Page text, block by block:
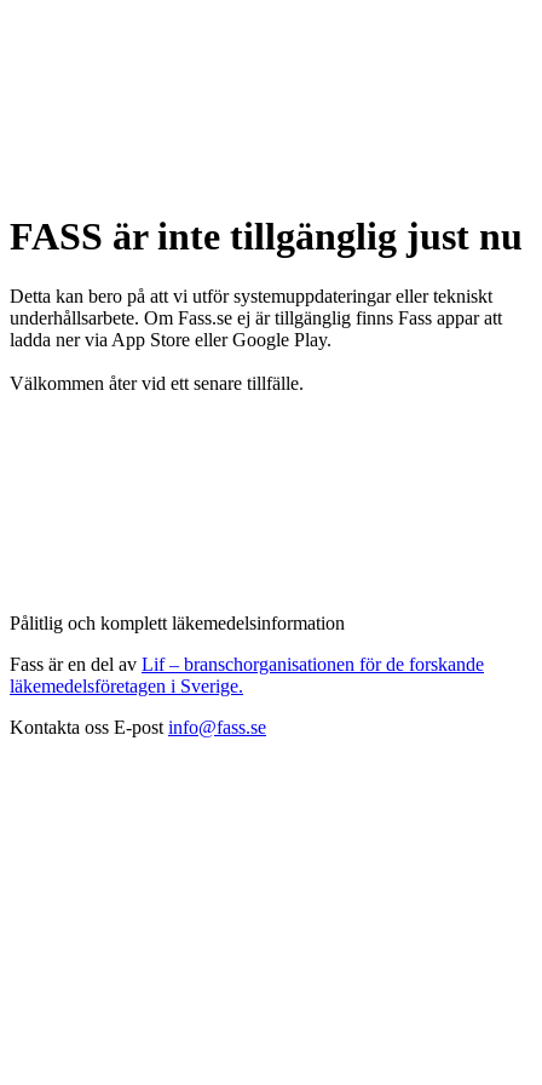
FASS är inte tillgänglig just nu
Detta kan bero på att vi utför systemuppdateringar eller tekniskt
underhållsarbete. Om Fass.se ej är tillgänglig finns Fass appar att
ladda ner via App Store eller Google Play.
Välkommen åter vid ett senare tillfälle.
Pålitlig och komplett läkemedelsinformation
Fass är en del av Lif – branschorganisationen för de forskande
läkemedelsföretagen i Sverige.
Kontakta oss E-post info@fass.se